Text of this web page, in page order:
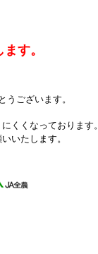
す。
うございます。
くくなっております。
いたします。